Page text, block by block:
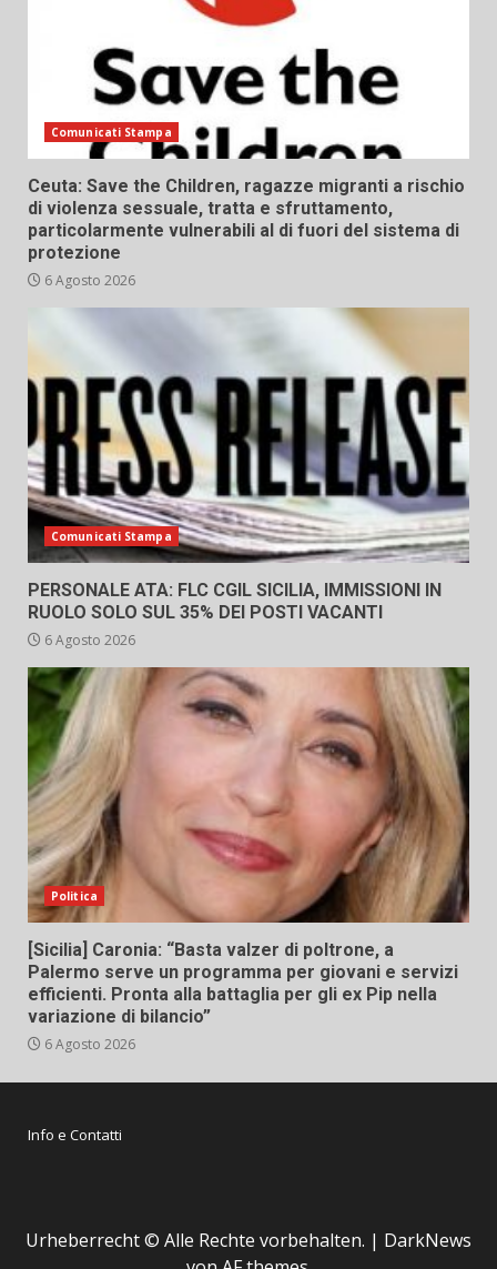
Comunicati Stampa
Ceuta: Save the Children, ragazze migranti a rischio
di violenza sessuale, tratta e sfruttamento,
particolarmente vulnerabili al di fuori del sistema di
protezione
6 Agosto 2026
Comunicati Stampa
PERSONALE ATA: FLC CGIL SICILIA, IMMISSIONI IN
RUOLO SOLO SUL 35% DEI POSTI VACANTI
6 Agosto 2026
Politica
[Sicilia] Caronia: “Basta valzer di poltrone, a
Palermo serve un programma per giovani e servizi
efficienti. Pronta alla battaglia per gli ex Pip nella
variazione di bilancio”
6 Agosto 2026
Info e Contatti
Urheberrecht © Alle Rechte vorbehalten. | DarkNews